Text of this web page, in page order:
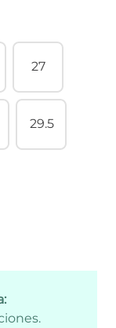
27
29.5